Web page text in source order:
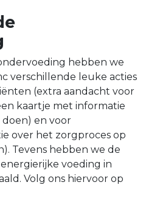
hebben we
verschillende leuke acties
(extra aandacht voor
kaartje met informatie
en voor
over het zorgproces op
Tevens hebben we de
voeding in
Volg ons hiervoor op